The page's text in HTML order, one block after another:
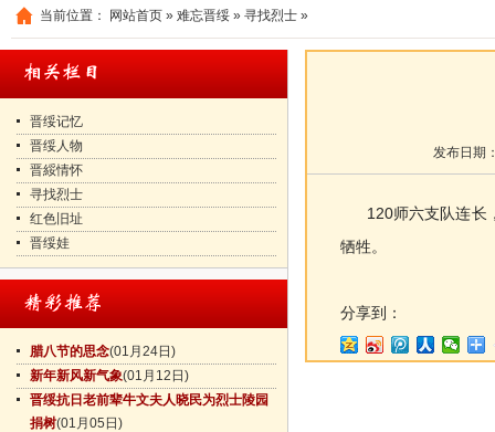
当前位置： 网站首页 » 难忘晋绥 » 寻找烈士 »
晋绥记忆
晋绥人物
晋綏情怀
寻找烈士
红色旧址
晋绥娃
腊八节的思念(01月24日)
新年新风新气象(01月12日)
晋绥抗日老前辈牛文夫人晓民为烈士陵园
捐树(01月05日)
发布日期
120师六支队连长，
牺牲。
分享到：